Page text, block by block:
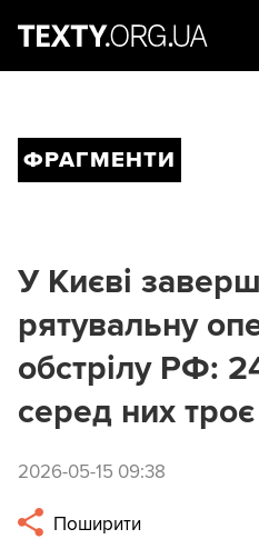
ФРАГМЕНТИ
У Києві
рятувальну
обстрілу РФ:
серед них
2026-05-15 09:38
Поширити